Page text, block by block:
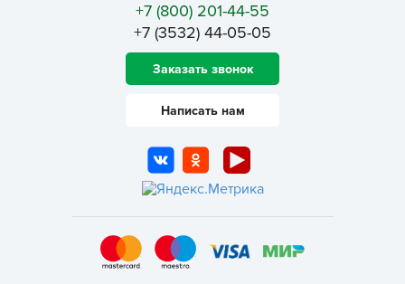
+7 (800) 201-44-55
+7 (3532) 44-05-05
Заказать звонок
Написать нам